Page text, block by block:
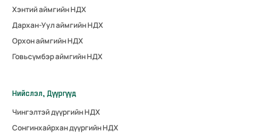
Хэнтий аймгийн НДХ
Дархан-Уул аймгийн НДХ
Орхон аймгийн НДХ
Говьсүмбэр аймгийн НДХ
Нийслэл, Дүүргүүд
Чингэлтэй дүүргийн НДХ
Сонгинхайрхан дүүргийн НДХ